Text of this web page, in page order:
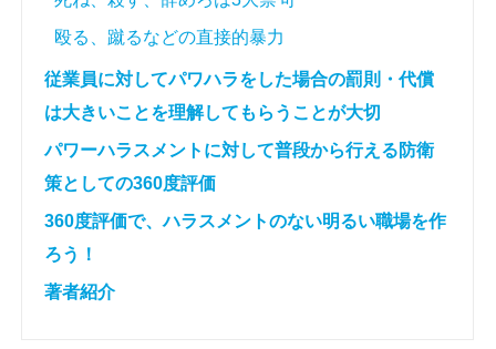
殴る、蹴るなどの直接的暴力
従業員に対してパワハラをした場合の罰則・代償
は大きいことを理解してもらうことが大切
パワーハラスメントに対して普段から行える防衛
策としての360度評価
360度評価で、ハラスメントのない明るい職場を作
ろう！
著者紹介